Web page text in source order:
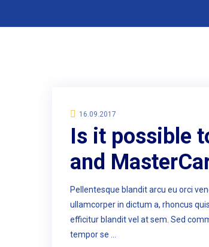
16.09.2017
Is it possible
and
Pellentesque blandit arcu eu orci
ullamcorper in dictum a, rhoncus
efficitur blandit vel at sem. Sed
tempor se …